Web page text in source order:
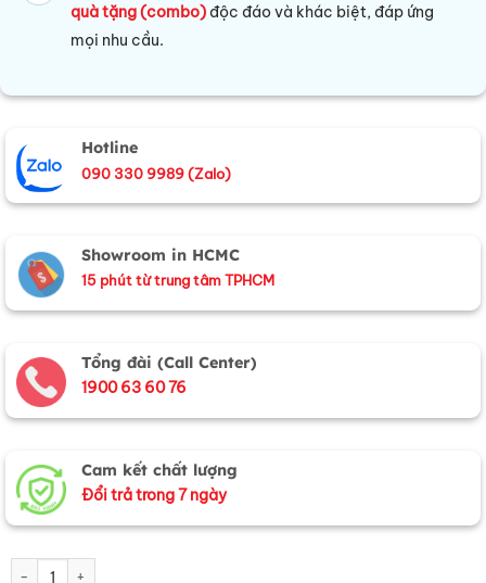
quà tặng (combo) độc đáo và khác biệt, đáp ứng
mọi nhu cầu.
Hotline
090 330 9989 (Zalo)
Showroom in HCMC
15 phút từ trung tâm TPHCM
Tổng đài (Call Center)
1900 63 60 76
Cam kết chất lượng
Đổi trả trong 7 ngày
Tranh Sơn Mài Đồng Quê Dát Vàng Nền Đỏ Nhiều Mẫu TSM223-3 số